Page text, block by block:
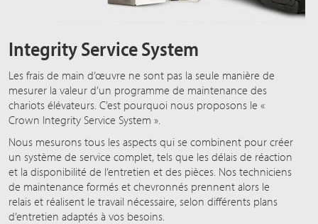
Integrity Service System
Les frais de main d’œuvre ne sont pas la seule manière de
mesurer la valeur d’un programme de maintenance des
chariots élévateurs. C’est pourquoi nous proposons le «
Crown Integrity Service System ».
Nous mesurons tous les aspects qui se combinent pour créer
un système de service complet, tels que les délais de réaction
et la disponibilité de l’entretien et des pièces. Nos techniciens
de maintenance formés et chevronnés prennent alors le
relais et réalisent le travail nécessaire, selon différents plans
d’entretien adaptés à vos besoins.